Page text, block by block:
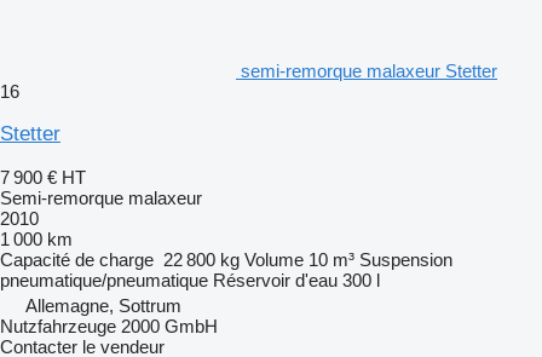
semi-remorque malaxeur Stetter
16
Stetter
7 900 € HT
Semi-remorque malaxeur
2010
1 000 km
Capacité de charge 22 800 kg Volume 10 m³ Suspension
pneumatique/pneumatique Réservoir d'eau 300 l
Allemagne, Sottrum
Nutzfahrzeuge 2000 GmbH
Contacter le vendeur